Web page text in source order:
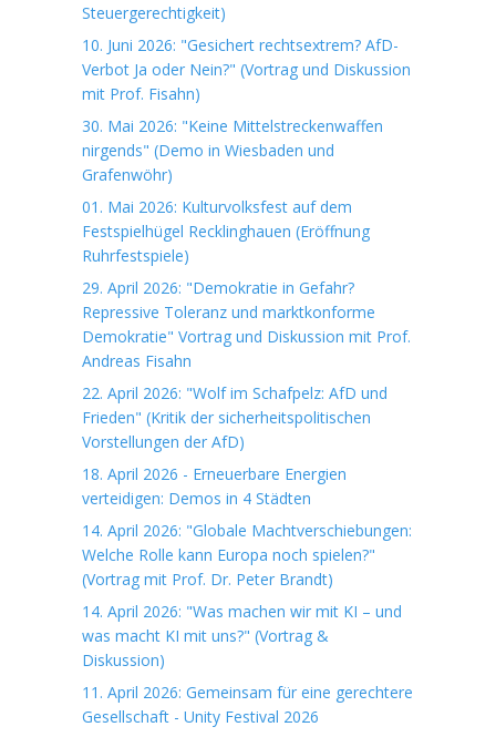
Steuergerechtigkeit)
10. Juni 2026: "Gesichert rechtsextrem? AfD-
Verbot Ja oder Nein?" (Vortrag und Diskussion
mit Prof. Fisahn)
30. Mai 2026: "Keine Mittelstreckenwaffen
nirgends" (Demo in Wiesbaden und
Grafenwöhr)
01. Mai 2026: Kulturvolksfest auf dem
Festspielhügel Recklinghauen (Eröffnung
Ruhrfestspiele)
29. April 2026: "Demokratie in Gefahr?
Repressive Toleranz und marktkonforme
Demokratie" Vortrag und Diskussion mit Prof.
Andreas Fisahn
22. April 2026: "Wolf im Schafpelz: AfD und
Frieden" (Kritik der sicherheitspolitischen
Vorstellungen der AfD)
18. April 2026 - Erneuerbare Energien
verteidigen: Demos in 4 Städten
14. April 2026: "Globale Machtverschiebungen:
Welche Rolle kann Europa noch spielen?"
(Vortrag mit Prof. Dr. Peter Brandt)
14. April 2026: "Was machen wir mit KI – und
was macht KI mit uns?" (Vortrag &
Diskussion)
11. April 2026: Gemeinsam für eine gerechtere
Gesellschaft - Unity Festival 2026